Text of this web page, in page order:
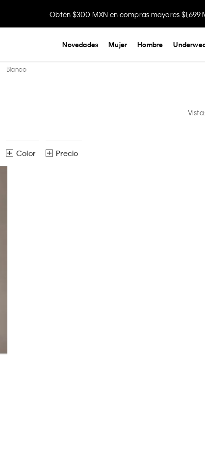
Obtén $300 MXN en compras mayores $1,699
Novedades Mujer Hombre
Blanco
Vista:
Color Precio